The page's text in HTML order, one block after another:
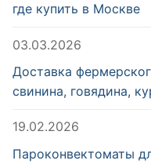
где купить в Москве
03.03.2026
Доставка
свинина, говядина,
19.02.2026
Пароконвектоматы